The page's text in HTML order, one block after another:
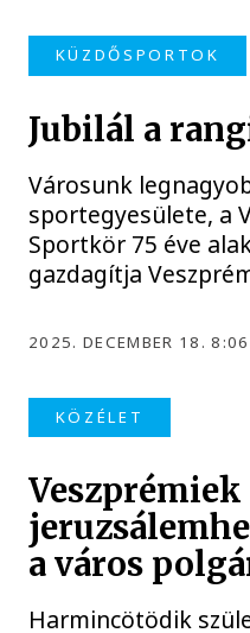
KÜZDŐSPORTOK
Jubilál a
Városunk
sportegyesülete, a
Sportkör 75 éve
gazdagítja
2025. DECEMBER 18. 8:06
KÖZÉLET
Veszprémiek
a város
Harmincötödik